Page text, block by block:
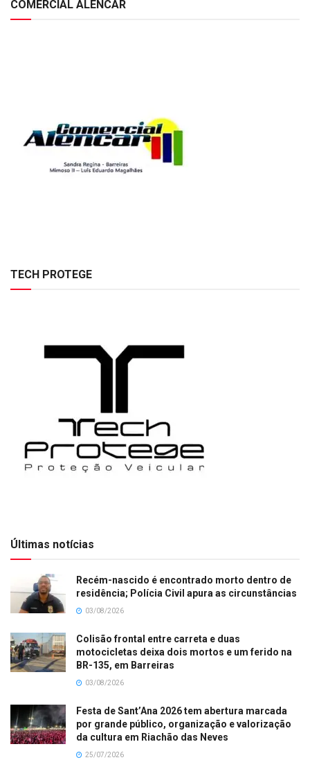
COMERCIAL ALENCAR
TECH PROTEGE
Últimas notícias
Recém-nascido é encontrado morto dentro de
residência; Polícia Civil apura as circunstâncias
03/08/2026
Colisão frontal entre carreta e duas
motocicletas deixa dois mortos e um ferido na
BR-135, em Barreiras
03/08/2026
Festa de Sant’Ana 2026 tem abertura marcada
por grande público, organização e valorização
da cultura em Riachão das Neves
25/07/2026